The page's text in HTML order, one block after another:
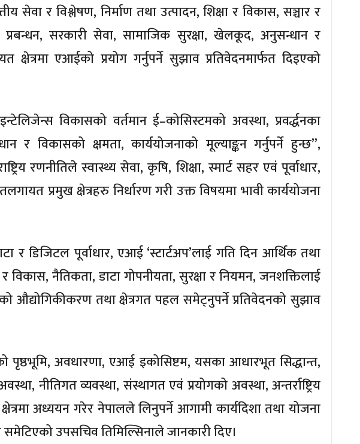
सेवा र विश्लेषण, निर्माण तथा उत्पादन, शिक्षा र विकास, सञ्चार र
सरकारी सेवा, सामाजिक सुरक्षा, खेलकूद, अनुसन्धान र
क्षेत्रमा एआईको प्रयोग गर्नुपर्ने सुझाव प्रतिवेदनमार्फत दिइएको
विकासको वर्तमान ई–कोसिस्टमको अवस्था, प्रवर्द्धनका
र विकासको क्षमता, कार्ययोजनाको मूल्याङ्कन गर्नुपर्ने हुन्छ”,
रणनीतिले स्वास्थ्य सेवा, कृषि, शिक्षा, स्मार्ट सहर एवं पूर्वाधार,
प्रमुख क्षेत्रहरु निर्धारण गरी उक्त विषयमा भावी कार्ययोजना
र डिजिटल पूर्वाधार, एआई ‘स्टार्टअप’लाई गति दिन आर्थिक तथा
विकास, नैतिकता, डाटा गोपनीयता, सुरक्षा र नियमन, जनशक्तिलाई
औद्योगिकीकरण तथा क्षेत्रगत पहल समेट्नुपर्ने प्रतिवेदनको सुझाव
पृष्ठभूमि, अवधारणा, एआई इकोसिष्टम, यसका आधारभूत सिद्धान्त,
नीतिगत व्यवस्था, संस्थागत एवं प्रयोगको अवस्था, अन्तर्राष्ट्रिय
अध्ययन गरेर नेपालले लिनुपर्ने आगामी कार्यदिशा तथा योजना
समेटिएको उपसचिव तिमिल्सिनाले जानकारी दिए।